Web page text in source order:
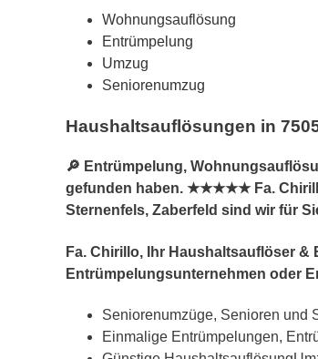
Wohnungsauflösung
Entrümpelung
Umzug
Seniorenumzug
Haushaltsauflösungen in
🔎 Entrümpelung,
gefunden haben. ★★★★★ Fa.
Sternenfels, Zaberfeld sind wir für
Fa. Chirillo, Ihr Haushaltsauflöser
Entrümpelungsunternehmen oder
Seniorenumzüge, Senioren und
Einmalige Entrümpelungen,